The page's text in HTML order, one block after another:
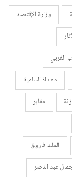
وزارة الإقتصاد
الغربي
معاداة السامية
مقابر
الملك فاروق
عبد الناصر